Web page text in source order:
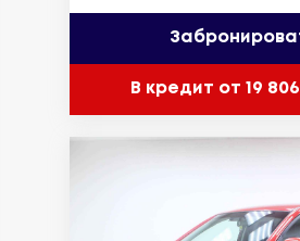
В кредит от 19